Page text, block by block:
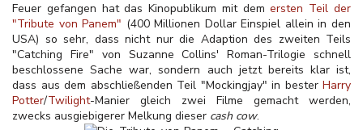
Feuer gefangen hat das Kinopublikum mit demersten Teil der
"Tribute von Panem" (400 Millionen Dollar Einspiel allein in den
USA) so sehr, dass nicht nur die Adaption des zweiten Teils
"Catching Fire" von Suzanne Collins' Roman-Trilogie schnell
beschlossene Sache war, sondern auch jetzt bereits klar ist,
dass aus dem abschließenden Teil "Mockingjay" in bester Harry
Potter/Twilight-Manier gleich zwei Filme gemacht werden,
zwecks ausgiebigerer Melkung dieser cash cow.